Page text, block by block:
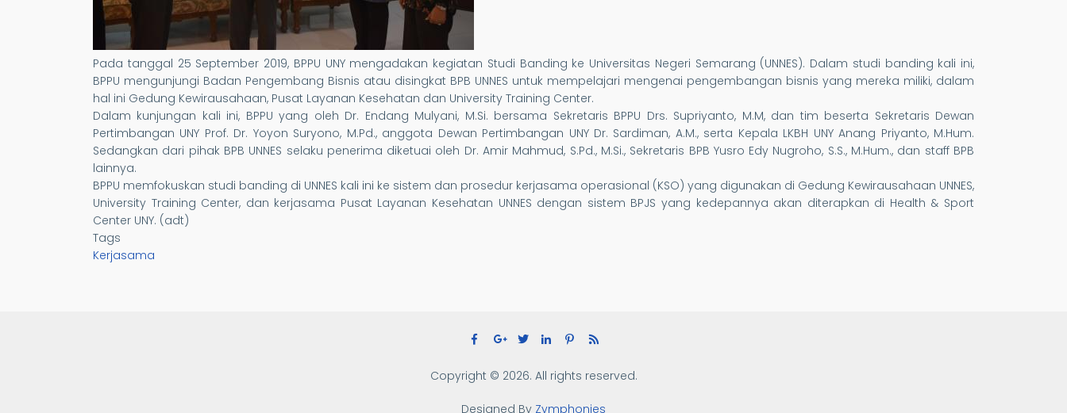
Pada tanggal 25 September 2019, BPPU UNY mengadakan kegiatan Studi Banding ke Universitas Negeri Semarang (UNNES). Dalam studi banding kali ini,
BPPU mengunjungi Badan Pengembang Bisnis atau disingkat BPB UNNES untuk mempelajari mengenai pengembangan bisnis yang mereka miliki, dalam
hal ini Gedung Kewirausahaan, Pusat Layanan Kesehatan dan University Training Center.
Dalam kunjungan kali ini, BPPU yang oleh Dr. Endang Mulyani, M.Si. bersama Sekretaris BPPU Drs. Supriyanto, M.M, dan tim beserta Sekretaris Dewan
Pertimbangan UNY Prof. Dr. Yoyon Suryono, M.Pd., anggota Dewan Pertimbangan UNY Dr. Sardiman, A.M., serta Kepala LKBH UNY Anang Priyanto, M.Hum.
Sedangkan dari pihak BPB UNNES selaku penerima diketuai oleh Dr. Amir Mahmud, S.Pd., M.Si., Sekretaris BPB Yusro Edy Nugroho, S.S., M.Hum., dan staff BPB
lainnya.
BPPU memfokuskan studi banding di UNNES kali ini ke sistem dan prosedur kerjasama operasional (KSO) yang digunakan di Gedung Kewirausahaan UNNES,
University Training Center, dan kerjasama Pusat Layanan Kesehatan UNNES dengan sistem BPJS yang kedepannya akan diterapkan di Health & Sport
Center UNY. (adt)
Tags
Kerjasama
Copyright © 2026. All rights reserved.
Designed By Zymphonies